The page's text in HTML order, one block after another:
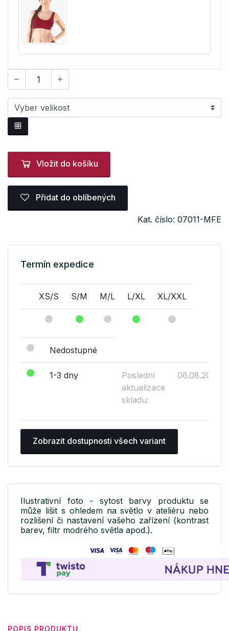
Vložit do košíku
Přidat do oblíbených
Kat. číslo: 07011-MFE
Termín expedice
XS/S S/M M/L L/XL XL/XXL
Nedostupné
1-3 dny
Poslední
aktualizace
skladu:
06.08.2026
Zobrazit dostupnosti všech variant
Ilustrativní foto - sytost barvy produktu se
může lišit s ohledem na světlo v ateliéru nebo
rozlišení či nastavení vašeho zařízení (kontrast
barev, filtr modrého světla apod.).
POPIS PRODUKTU